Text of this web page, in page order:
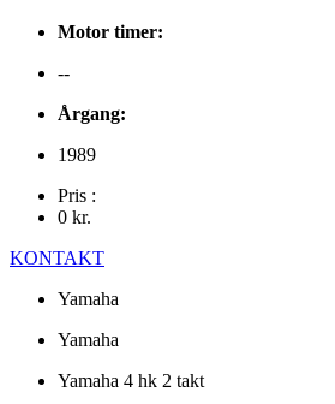
Motor timer:
--
Årgang:
1989
Pris :
0 kr.
KONTAKT
Yamaha
Yamaha
Yamaha 4 hk 2 takt